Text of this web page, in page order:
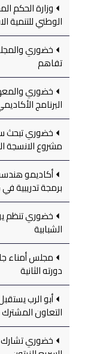
وزارة الحكم
الوطني للتنمية
خضوري
تفاهم
خضوري
البرنامج
خضوري تبحث
مشروع الانسجة
أكاديمو
برمجة تدريبية
خضوري تنظم
الشبابية
مجلس أمناء
دورته الثانية
أبو الرب
التعاون المشترك
خضوري تشارك